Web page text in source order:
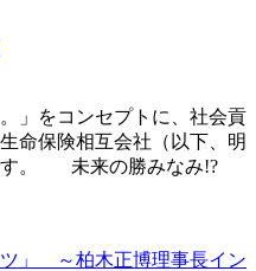
」をコンセプトに、社会貢
命保険相互会社（以下、明
す。 未来の勝みなみ!?